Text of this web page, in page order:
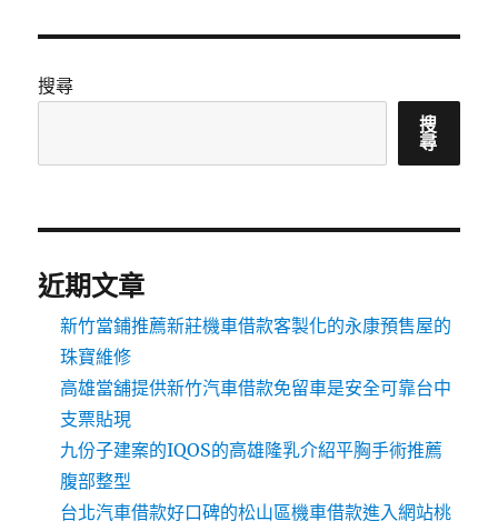
搜尋
搜
尋
近期文章
新竹當鋪推薦新莊機車借款客製化的永康預售屋的
珠寶維修
高雄當舖提供新竹汽車借款免留車是安全可靠台中
支票貼現
九份子建案的IQOS的高雄隆乳介紹平胸手術推薦
腹部整型
台北汽車借款好口碑的松山區機車借款進入網站桃